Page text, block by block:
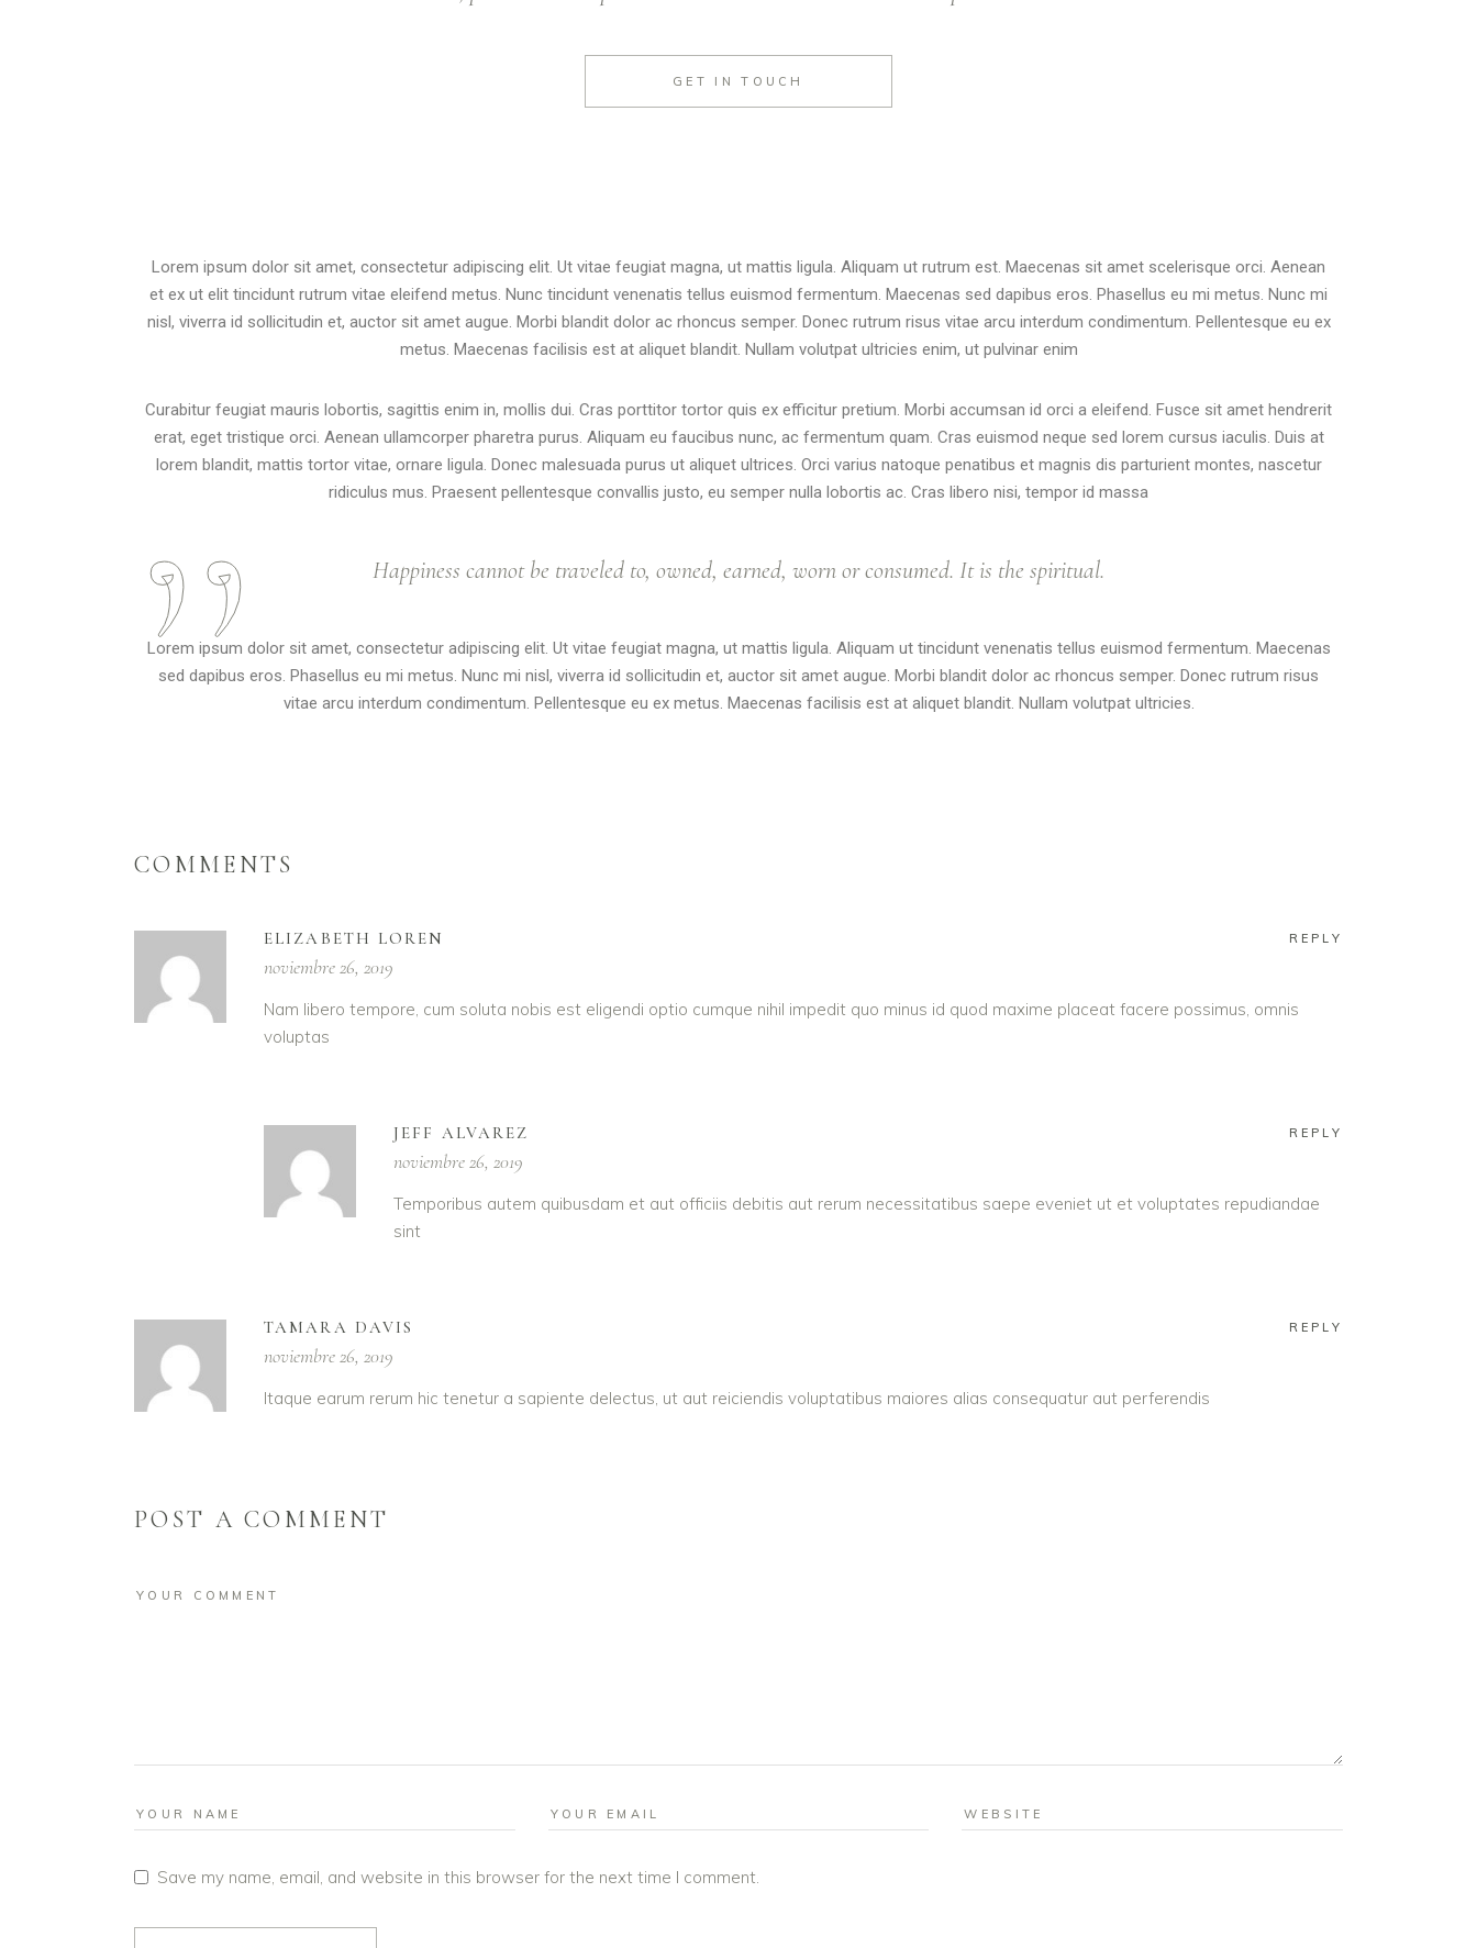
GET IN TOUCH
Lorem ipsum dolor sit amet, consectetur adipiscing elit. Ut vitae feugiat magna, ut mattis ligula. Aliquam ut rutrum est. Maecenas sit amet scelerisque orci. Aenean
et ex ut elit tincidunt rutrum vitae eleifend metus. Nunc tincidunt venenatis tellus euismod fermentum. Maecenas sed dapibus eros. Phasellus eu mi metus. Nunc mi
nisl, viverra id sollicitudin et, auctor sit amet augue. Morbi blandit dolor ac rhoncus semper. Donec rutrum risus vitae arcu interdum condimentum. Pellentesque eu ex
metus. Maecenas facilisis est at aliquet blandit. Nullam volutpat ultricies enim, ut pulvinar enim
Curabitur feugiat mauris lobortis, sagittis enim in, mollis dui. Cras porttitor tortor quis ex efficitur pretium. Morbi accumsan id orci a eleifend. Fusce sit amet hendrerit
erat, eget tristique orci. Aenean ullamcorper pharetra purus. Aliquam eu faucibus nunc, ac fermentum quam. Cras euismod neque sed lorem cursus iaculis. Duis at
lorem blandit, mattis tortor vitae, ornare ligula. Donec malesuada purus ut aliquet ultrices. Orci varius natoque penatibus et magnis dis parturient montes, nascetur
ridiculus mus. Praesent pellentesque convallis justo, eu semper nulla lobortis ac. Cras libero nisi, tempor id massa
Happiness cannot be traveled to, owned, earned, worn or consumed. It is the spiritual.
Lorem ipsum dolor sit amet, consectetur adipiscing elit. Ut vitae feugiat magna, ut mattis ligula. Aliquam ut tincidunt venenatis tellus euismod fermentum. Maecenas
sed dapibus eros. Phasellus eu mi metus. Nunc mi nisl, viverra id sollicitudin et, auctor sit amet augue. Morbi blandit dolor ac rhoncus semper. Donec rutrum risus
vitae arcu interdum condimentum. Pellentesque eu ex metus. Maecenas facilisis est at aliquet blandit. Nullam volutpat ultricies.
COMMENTS
ELIZABETH LOREN REPLY
noviembre 26, 2019
Nam libero tempore, cum soluta nobis est eligendi optio cumque nihil impedit quo minus id quod maxime placeat facere possimus, omnis
voluptas
JEFF ALVAREZ REPLY
noviembre 26, 2019
Temporibus autem quibusdam et aut officiis debitis aut rerum necessitatibus saepe eveniet ut et voluptates repudiandae
sint
TAMARA DAVIS REPLY
noviembre 26, 2019
Itaque earum rerum hic tenetur a sapiente delectus, ut aut reiciendis voluptatibus maiores alias consequatur aut perferendis
POST A COMMENT
Save my name, email, and website in this browser for the next time I comment.